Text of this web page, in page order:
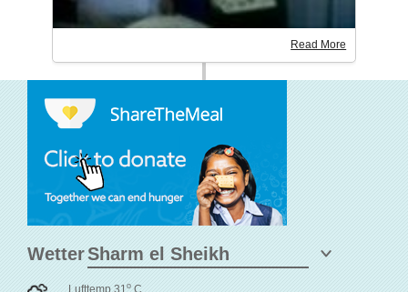
Read More
Wetter
Lufttemp 31 o C